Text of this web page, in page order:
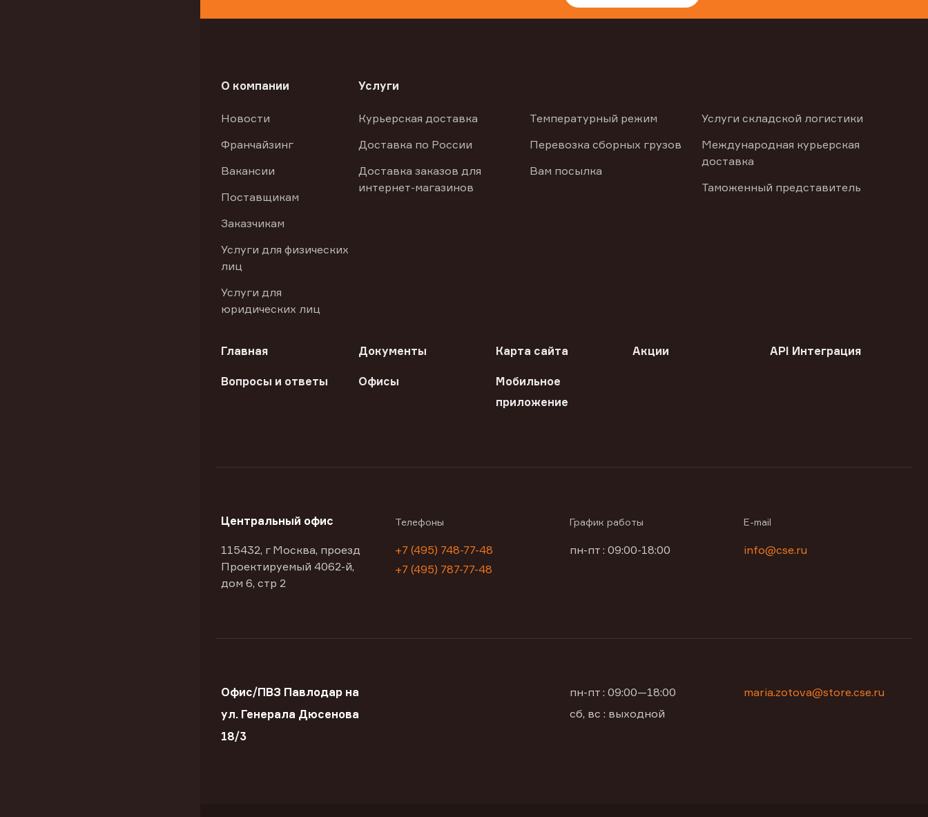
О компании
Новости
Франчайзинг
Вакансии
Поставщикам
Заказчикам
Услуги для физических
лиц
Услуги для
юридических лиц
Услуги
Курьерская доставка
Доставка по России
Доставка заказов для
интернет-магазинов
Температурный режим
Перевозка сборных грузов
Вам посылка
Услуги складской логистики
Международная курьерская
доставка
Таможенный представитель
Главная Документы Карта сайта Акции API Интеграция
Вопросы и ответы Офисы
Мобильное
приложение
Центральный офис
115432, г Москва, проезд
Проектируемый 4062-й,
дом 6, стр 2
Телефоны
+7 (495) 748-77-48
+7 (495) 787-77-48
График работы
пн-пт : 09:00-18:00
E-mail
info@cse.ru
Офис/ПВЗ Павлодар на
ул. Генерала Дюсенова
18/3
пн-пт : 09:00—18:00
сб, вс : выходной
maria.zotova@store.cse.ru